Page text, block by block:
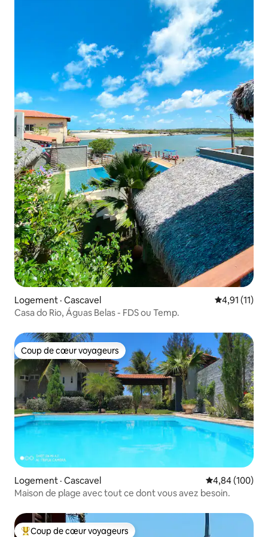
Logement · Cascavel Note
4,91 (11)
Casa do Rio, Águas Belas - FDS ou Temp.
Coup de cœur voyageurs
Coup de cœur voyageurs
Logement · Cascavel Note
4,84 (100)
Maison de plage avec tout ce dont vous avez besoin.
Coup de cœur voyageurs